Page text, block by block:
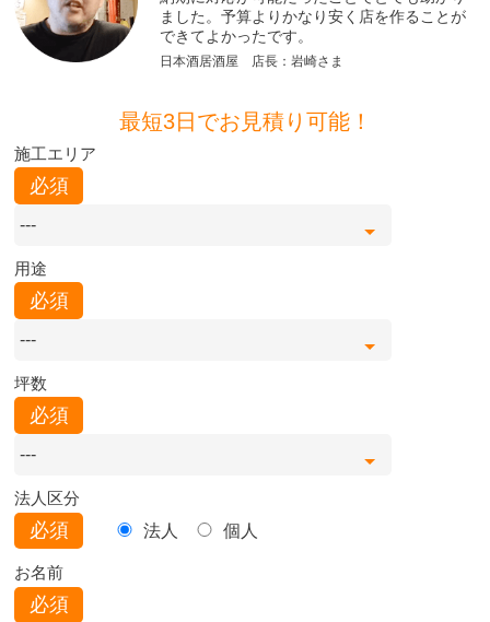
ました。予算よりかなり安く店を作ることが
できてよかったです。
日本酒居酒屋 店長：岩崎さま
最短3日でお見積り可能！
施工エリア
必須
用途
必須
坪数
必須
法人区分
必須 法人 個人
お名前
必須